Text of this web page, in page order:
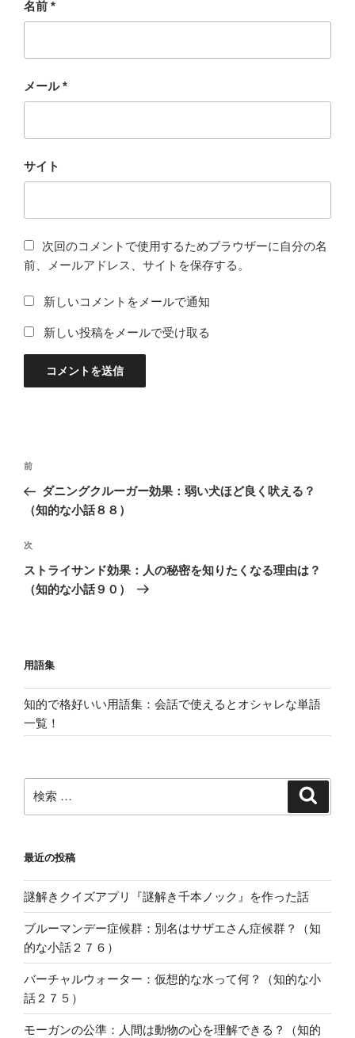
名前 *
メール*
サイト
次回のコメントで使用するためブラウザーに自分の名
前、メールアドレス、サイトを保存する。
新しいコメントをメールで通知
新しい投稿をメールで受け取る
投
ナ
ゲ
ー
シ
過
去
の
稿
前
ダニングクルーガー効果：弱い犬ほど良く吠える？
（知的な小話８８）
次
の
投
次
ストライサンド効果：人の秘密を知りたくなる理由は？
（知的な小話９０）
用語集
知的で格好いい用語集：会話で使えるとオシャレな単語
一覧！
索:
最近の投稿
謎解きクイズアプリ『謎解き千本ノック』を作った話
ブルーマンデー症候群：別名はサザエさん症候群？（知
的な小話２７６）
バーチャルウォーター：仮想的な水って何？（知的な小
話２７５）
モーガンの公準：人間は動物の心を理解できる？（知的